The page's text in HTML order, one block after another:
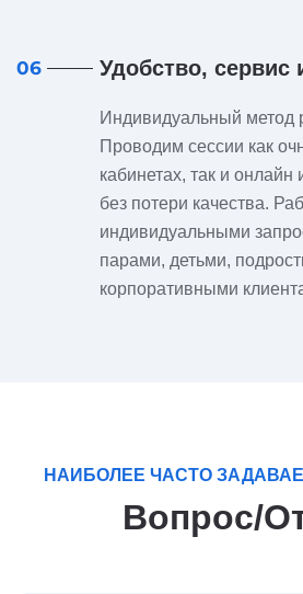
06 Удобство, сервис
Индивидуальный метод
Проводим сессии как
кабинетах, так и
без потери качества.
индивидуальными
парами, детьми,
корпоративными
НАИБОЛЕЕ ЧАСТО
Вопрос/